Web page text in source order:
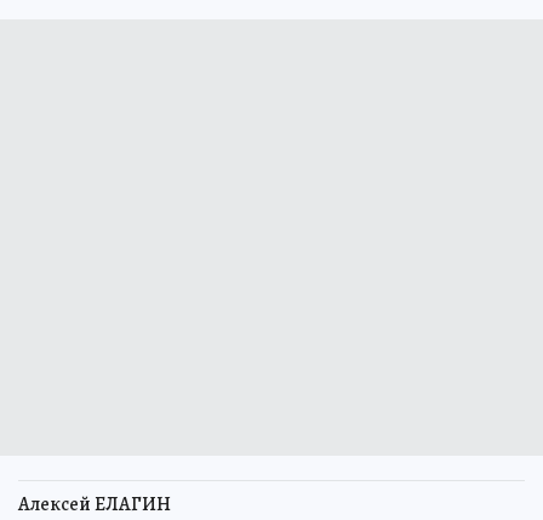
Алексей ЕЛАГИН